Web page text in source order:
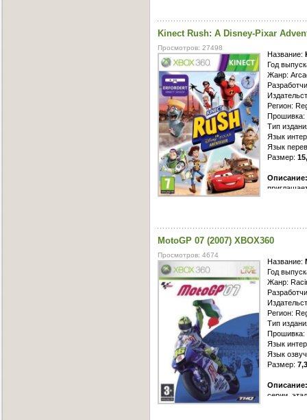
модель
такие
ветер,
уважение
Kinect Rush: A Disney-Pixar
Просмотров: 27498
Название:
Год
Жанр:
Регион:
Прошивка:
Тип
Язык
Язык
Размер:
Описание:
в пяти
решать
MotoGP 07 (2007) XBOX360
Просмотров: 4674
Название:
Год
Жанр:
Регион:
Тип
Прошивка:
Язык
Язык
Размер:
Описание:
серии,